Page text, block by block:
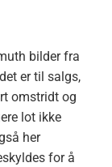
bilder fra
er til salgs,
omstridt og
lot ikke
her
for å